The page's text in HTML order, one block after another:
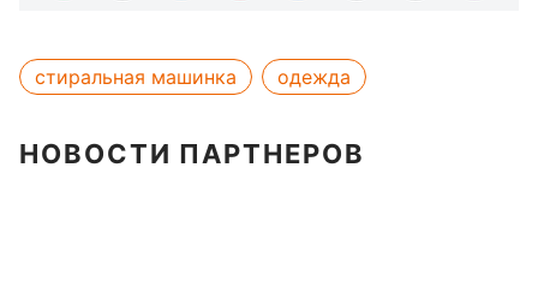
стиральная машинка одежда
НОВОСТИ ПАРТНЕРОВ